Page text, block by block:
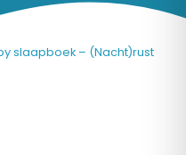
slaapboek – (Nacht)rust